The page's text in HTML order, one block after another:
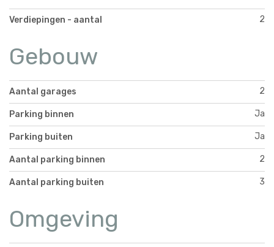
Verdiepingen - aantal 2
Gebouw
Aantal garages 2
Parking binnen Ja
Parking buiten Ja
Aantal parking binnen 2
Aantal parking buiten 3
Omgeving